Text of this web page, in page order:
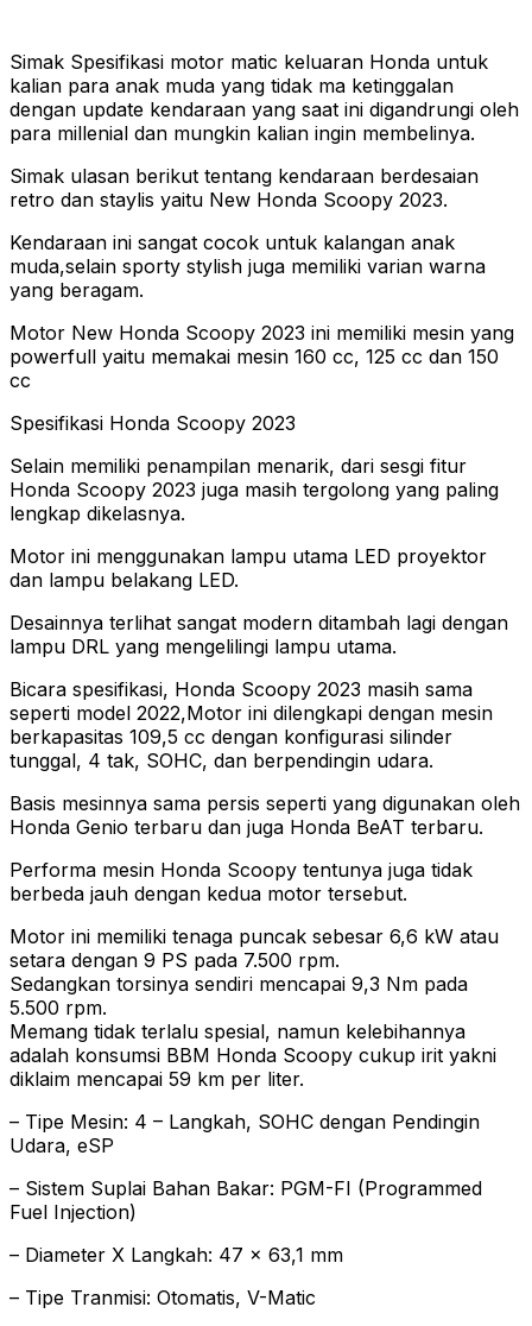
Simak Spesifikasi motor matic keluaran Honda untuk
kalian para anak muda yang tidak ma ketinggalan
dengan update kendaraan yang saat ini digandrungi oleh
para millenial dan mungkin kalian ingin membelinya.
Simak ulasan berikut tentang kendaraan berdesaian
retro dan staylis yaitu New Honda Scoopy 2023.
Kendaraan ini sangat cocok untuk kalangan anak
muda,selain sporty stylish juga memiliki varian warna
yang beragam.
Motor New Honda Scoopy 2023 ini memiliki mesin yang
powerfull yaitu memakai mesin 160 cc, 125 cc dan 150
cc
Spesifikasi Honda Scoopy 2023
Selain memiliki penampilan menarik, dari sesgi fitur
Honda Scoopy 2023 juga masih tergolong yang paling
lengkap dikelasnya.
Motor ini menggunakan lampu utama LED proyektor
dan lampu belakang LED.
Desainnya terlihat sangat modern ditambah lagi dengan
lampu DRL yang mengelilingi lampu utama.
Bicara spesifikasi, Honda Scoopy 2023 masih sama
seperti model 2022,Motor ini dilengkapi dengan mesin
berkapasitas 109,5 cc dengan konfigurasi silinder
tunggal, 4 tak, SOHC, dan berpendingin udara.
Basis mesinnya sama persis seperti yang digunakan oleh
Honda Genio terbaru dan juga Honda BeAT terbaru.
Performa mesin Honda Scoopy tentunya juga tidak
berbeda jauh dengan kedua motor tersebut.
Motor ini memiliki tenaga puncak sebesar 6,6 kW atau
setara dengan 9 PS pada 7.500 rpm.
Sedangkan torsinya sendiri mencapai 9,3 Nm pada
5.500 rpm.
Memang tidak terlalu spesial, namun kelebihannya
adalah konsumsi BBM Honda Scoopy cukup irit yakni
diklaim mencapai 59 km per liter.
– Tipe Mesin: 4 – Langkah, SOHC dengan Pendingin
Udara, eSP
– Sistem Suplai Bahan Bakar: PGM-FI (Programmed
Fuel Injection)
– Diameter X Langkah: 47 x 63,1 mm
– Tipe Tranmisi: Otomatis, V-Matic